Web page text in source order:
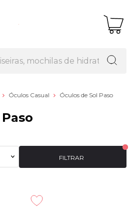
Óculos Casual Óculos de Sol Paso
FILTRAR